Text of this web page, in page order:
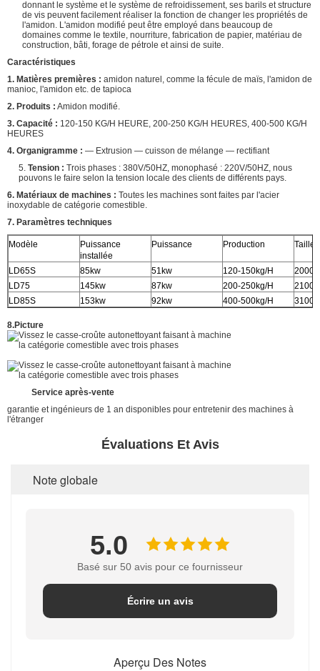
donnant le système et le système de refroidissement, ses barils et structure
de vis peuvent facilement réaliser la fonction de changer les propriétés de
l'amidon. L'amidon modifié peut être employé dans beaucoup de
domaines comme le textile, nourriture, fabrication de papier, matériau de
construction, bâti, forage de pétrole et ainsi de suite.
Caractéristiques
1. Matières premières : amidon naturel, comme la fécule de maïs, l'amidon de
manioc, l'amidon etc. de tapioca
2. Produits : Amidon modifié.
3. Capacité : 120-150 KG/H HEURE, 200-250 KG/H HEURES, 400-500 KG/H
HEURES
4. Organigramme : — Extrusion — cuisson de mélange — rectifiant
5. Tension : Trois phases : 380V/50HZ, monophasé : 220V/50HZ, nous
pouvons le faire selon la tension locale des clients de différents pays.
6. Matériaux de machines : Toutes les machines sont faites par l'acier
inoxydable de catégorie comestible.
7. Paramètres techniques
Modèle
Puissance
installée
Puissance Production Taille
LD65S 85kw 51kw 120-150kg/H
LD75
145kw 87kw 200-250kg/H
LD85S
153kw 92kw 400-500kg/H
8.Picture
Service après-vente
garantie et ingénieurs de 1 an disponibles pour entretenir des machines à
l'étranger
Évaluations Et Avis
Note globale
5.0
Basé sur 50 avis pour ce fournisseur
Écrire un avis
Aperçu Des Notes